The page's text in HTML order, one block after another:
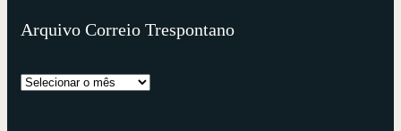
Arquivo Correio Trespontano